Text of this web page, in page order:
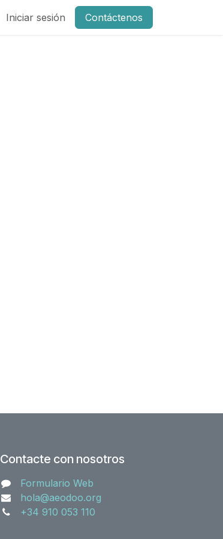
Iniciar sesión Contáctenos
Contacte con nosotros
Formulario Web
hola@aeodoo.org
+34 910 053 110